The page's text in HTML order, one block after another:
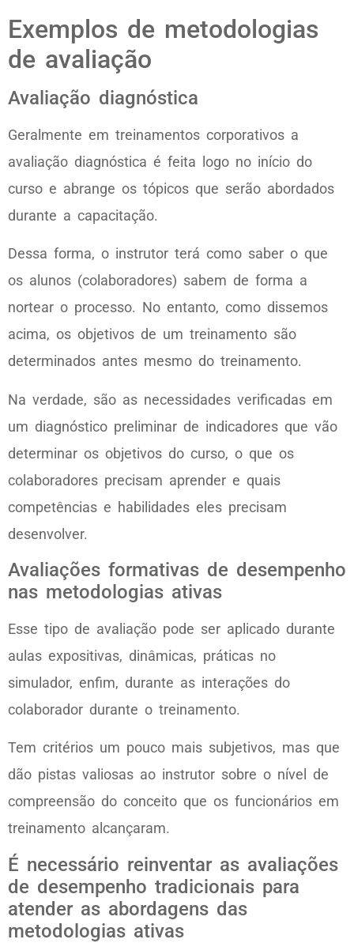
Exemplos de metodologias
de avaliação
Avaliação diagnóstica
Geralmente em treinamentos corporativos a
avaliação diagnóstica é feita logo no início do
curso e abrange os tópicos que serão abordados
durante a capacitação.
Dessa forma, o instrutor terá como saber o que
os alunos (colaboradores) sabem de forma a
nortear o processo. No entanto, como dissemos
acima, os objetivos de um treinamento são
determinados antes mesmo do treinamento.
Na verdade, são as necessidades verificadas em
um diagnóstico preliminar de indicadores que vão
determinar os objetivos do curso, o que os
colaboradores precisam aprender e quais
competências e habilidades eles precisam
desenvolver.
Avaliações formativas de desempenho
nas metodologias ativas
Esse tipo de avaliação pode ser aplicado durante
aulas expositivas, dinâmicas, práticas no
simulador, enfim, durante as interações do
colaborador durante o treinamento.
Tem critérios um pouco mais subjetivos, mas que
dão pistas valiosas ao instrutor sobre o nível de
compreensão do conceito que os funcionários em
treinamento alcançaram.
É necessário reinventar as avaliações
de desempenho tradicionais para
atender as abordagens das
metodologias ativas